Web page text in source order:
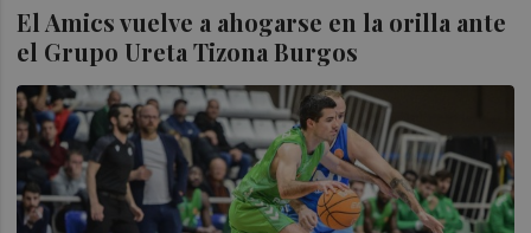
El Amics vuelve a ahogarse en la orilla ante
el Grupo Ureta Tizona Burgos